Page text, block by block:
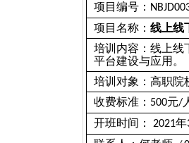
项目编号：
项目名称： 线上线
培训内容：线上线
平台建设与应用。
培训对象：高职院
收费标准： 500元/
开班时间： 2021年